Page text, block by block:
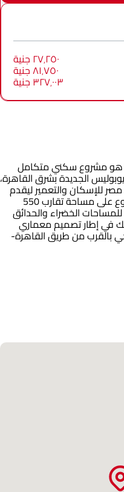
٢٧٬٢٥٠ جنية
٨١٬٧٥٠ جنية
٣٢٧٬٠٠٣ جنية
هو مشروع سكني متكامل
الجديدة بشرق القاهرة،
للإسكان والتعمير ليقدم
أسلوب حياة عصريًا وفاخرًا. يمتد المشروع على مساحة تقارب 550
الخضراء والحدائق
في إطار تصميم معماري
بالقرب من طريق القاهرة-